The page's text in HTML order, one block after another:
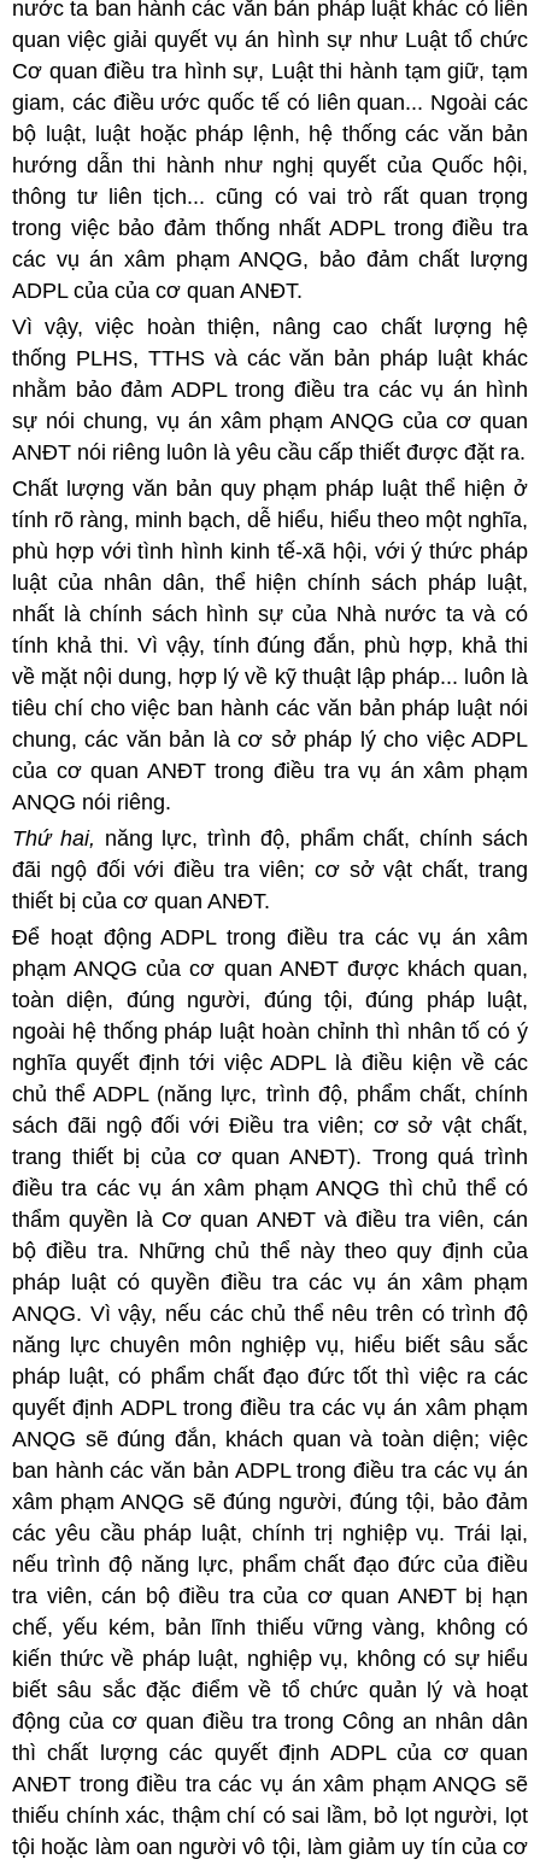
nước ta ban hành các văn bản pháp luật khác có liên
quan việc giải quyết vụ án hình sự như Luật tổ chức
Cơ quan điều tra hình sự, Luật thi hành tạm giữ, tạm
giam, các điều ước quốc tế có liên quan... Ngoài các
bộ luật, luật hoặc pháp lệnh, hệ thống các văn bản
hướng dẫn thi hành như nghị quyết của Quốc hội,
thông tư liên tịch... cũng có vai trò rất quan trọng
trong việc bảo đảm thống nhất ADPL trong điều tra
các vụ án xâm phạm ANQG, bảo đảm chất lượng
ADPL của của cơ quan ANĐT.
Vì vậy, việc hoàn thiện, nâng cao chất lượng hệ
thống PLHS, TTHS và các văn bản pháp luật khác
nhằm bảo đảm ADPL trong điều tra các vụ án hình
sự nói chung, vụ án xâm phạm ANQG của cơ quan
ANĐT nói riêng luôn là yêu cầu cấp thiết được đặt ra.
Chất lượng văn bản quy phạm pháp luật thể hiện ở
tính rõ ràng, minh bạch, dễ hiểu, hiểu theo một nghĩa,
phù hợp với tình hình kinh tế-xã hội, với ý thức pháp
luật của nhân dân, thể hiện chính sách pháp luật,
nhất là chính sách hình sự của Nhà nước ta và có
tính khả thi. Vì vậy, tính đúng đắn, phù hợp, khả thi
về mặt nội dung, hợp lý về kỹ thuật lập pháp... luôn là
tiêu chí cho việc ban hành các văn bản pháp luật nói
chung, các văn bản là cơ sở pháp lý cho việc ADPL
của cơ quan ANĐT trong điều tra vụ án xâm phạm
ANQG nói riêng.
Thứ hai, năng lực, trình độ, phẩm chất, chính sách
đãi ngộ đối với điều tra viên; cơ sở vật chất, trang
thiết bị của cơ quan ANĐT.
Để hoạt động ADPL trong điều tra các vụ án xâm
phạm ANQG của cơ quan ANĐT được khách quan,
toàn diện, đúng người, đúng tội, đúng pháp luật,
ngoài hệ thống pháp luật hoàn chỉnh thì nhân tố có ý
nghĩa quyết định tới việc ADPL là điều kiện về các
chủ thể ADPL (năng lực, trình độ, phẩm chất, chính
sách đãi ngộ đối với Điều tra viên; cơ sở vật chất,
trang thiết bị của cơ quan ANĐT). Trong quá trình
điều tra các vụ án xâm phạm ANQG thì chủ thể có
thẩm quyền là Cơ quan ANĐT và điều tra viên, cán
bộ điều tra. Những chủ thể này theo quy định của
pháp luật có quyền điều tra các vụ án xâm phạm
ANQG. Vì vậy, nếu các chủ thể nêu trên có trình độ
năng lực chuyên môn nghiệp vụ, hiểu biết sâu sắc
pháp luật, có phẩm chất đạo đức tốt thì việc ra các
quyết định ADPL trong điều tra các vụ án xâm phạm
ANQG sẽ đúng đắn, khách quan và toàn diện; việc
ban hành các văn bản ADPL trong điều tra các vụ án
xâm phạm ANQG sẽ đúng người, đúng tội, bảo đảm
các yêu cầu pháp luật, chính trị nghiệp vụ. Trái lại,
nếu trình độ năng lực, phẩm chất đạo đức của điều
tra viên, cán bộ điều tra của cơ quan ANĐT bị hạn
chế, yếu kém, bản lĩnh thiếu vững vàng, không có
kiến thức về pháp luật, nghiệp vụ, không có sự hiểu
biết sâu sắc đặc điểm về tổ chức quản lý và hoạt
động của cơ quan điều tra trong Công an nhân dân
thì chất lượng các quyết định ADPL của cơ quan
ANĐT trong điều tra các vụ án xâm phạm ANQG sẽ
thiếu chính xác, thậm chí có sai lầm, bỏ lọt người, lọt
tội hoặc làm oan người vô tội, làm giảm uy tín của cơ